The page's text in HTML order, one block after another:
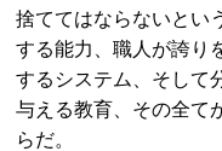
捨ててはならないとい
する能力、職人が誇り
するシステム、そして
与える教育、その全て
らだ。